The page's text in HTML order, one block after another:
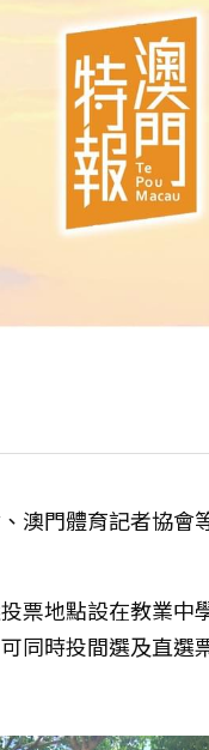
澳門體育記者協
票地點設在教業
同時投間選及直選